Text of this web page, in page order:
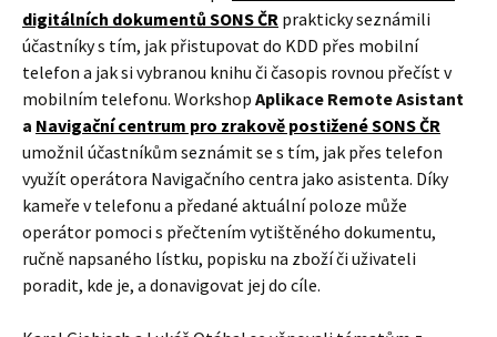
digitálních dokumentů SONS ČR prakticky seznámili
účastníky s tím, jak přistupovat do KDD přes mobilní
telefon a jak si vybranou knihu či časopis rovnou přečíst v
mobilním telefonu. Workshop Aplikace Remote Asistant
a Navigační centrum pro zrakově postižené SONS ČR
umožnil účastníkům seznámit se s tím, jak přes telefon
využít operátora Navigačního centra jako asistenta. Díky
kameře v telefonu a předané aktuální poloze může
operátor pomoci s přečtením vytištěného dokumentu,
ručně napsaného lístku, popisku na zboží či uživateli
poradit, kde je, a donavigovat jej do cíle.